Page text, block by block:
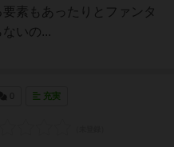
素もあったりとファンタ
いの...
充実